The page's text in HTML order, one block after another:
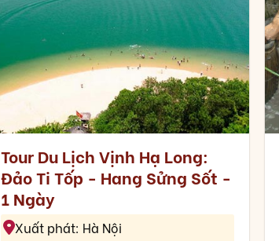
Tour Du Lịch Vịnh Hạ Long:
Đảo Ti Tốp - Hang Sửng Sốt -
1 Ngày
Xuất phát: Hà Nội